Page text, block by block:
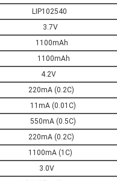
(0.2C)
(0.01C)
(0.5C)
(0.2C)
(1C)